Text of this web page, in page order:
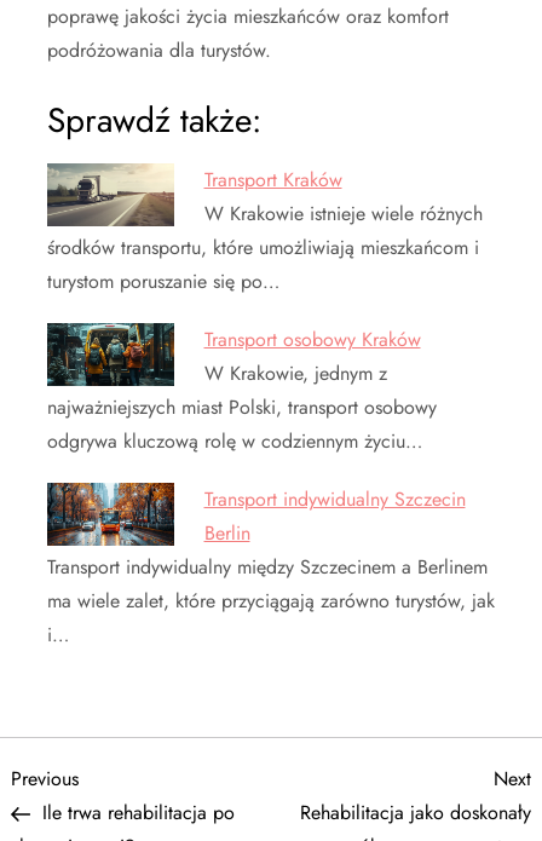
poprawę jakości życia mieszkańców oraz komfort
podróżowania dla turystów.
Sprawdź także:
Transport Kraków
W Krakowie istnieje wiele różnych
środków transportu, które umożliwiają mieszkańcom i
turystom poruszanie się po…
Transport osobowy Kraków
W Krakowie, jednym z
najważniejszych miast Polski, transport osobowy
odgrywa kluczową rolę w codziennym życiu…
Transport indywidualny Szczecin
Berlin
Transport indywidualny między Szczecinem a Berlinem
ma wiele zalet, które przyciągają zarówno turystów, jak
i…
N
Previous
Post
Previous
Ile trwa rehabilitacja po
Next
Rehabilitacja jako doskonały